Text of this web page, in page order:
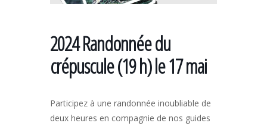
2024 Randonnée du
crépuscule (19 h) le 17 mai
Participez à une randonnée inoubliable de
deux heures en compagnie de nos guides